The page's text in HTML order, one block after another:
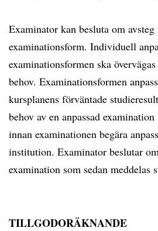
Examinator kan besluta om
examinationsform. Individuell
examinationsformen ska
behov. Examinationsformen
kursplanens förväntade
behov av en anpassad
innan examinationen begära
institution. Examinator beslutar
examination som sedan meddelas
TILLGODORÄKNANDE